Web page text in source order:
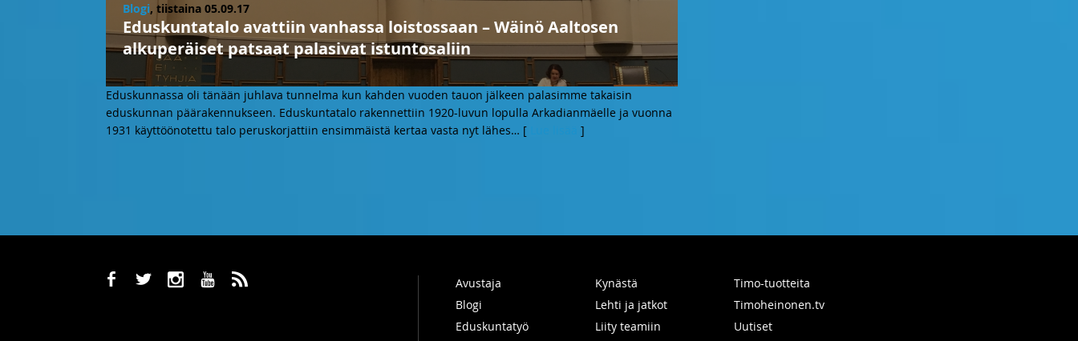
Blogi, tiistaina 05.09.17
Eduskuntatalo avattiin vanhassa loistossaan – Wäinö Aaltosen
alkuperäiset patsaat palasivat istuntosaliin
Eduskunnassa oli tänään juhlava tunnelma kun kahden vuoden tauon jälkeen palasimme takaisin
eduskunnan päärakennukseen. Eduskuntatalo rakennettiin 1920-luvun lopulla Arkadianmäelle ja vuonna
1931 käyttöönotettu talo peruskorjattiin ensimmäistä kertaa vasta nyt lähes… [ ]
b a x r ,
Avustaja
Blogi
Eduskuntatyö
Kynästä
Lehti ja jatkot
Liity teamiin
Timo-tuotteita
Timoheinonen.tv
Uutiset